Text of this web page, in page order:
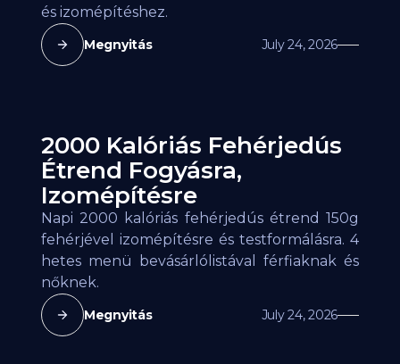
és izomépítéshez.
Megnyitás July 24, 2026
2000 Kalóriás Fehérjedús
Étrend Fogyásra,
Izomépítésre
Napi 2000 kalóriás fehérjedús étrend 150g
fehérjével izomépítésre és testformálásra. 4
hetes menü bevásárlólistával férfiaknak és
nőknek.
Megnyitás July 24, 2026